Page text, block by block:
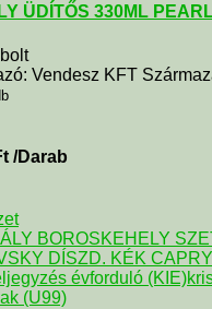
ÜDÍTŐS 330ML
Vendesz KFT
/Darab
évforduló (KIE)
(U99)